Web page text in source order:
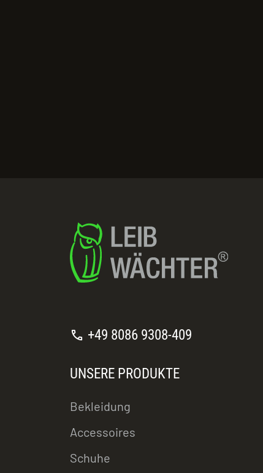
call +49 8086 9308-409
UNSERE PRODUKTE
Bekleidung
Accessoires
Schuhe